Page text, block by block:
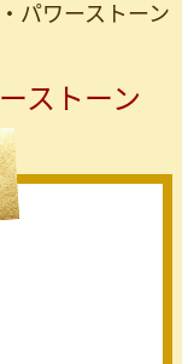
パワーストーン
ストーン